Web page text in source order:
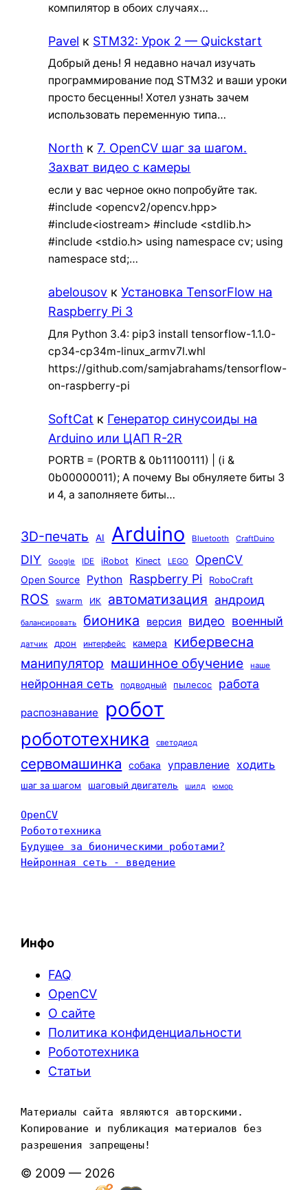
компилятор в обоих случаях…
Pavel к STM32: Урок 2 — Quickstart
Добрый день! Я недавно начал изучать
программирование под STM32 и ваши уроки
просто бесценны! Хотел узнать зачем
использовать переменную типа…
North к7. OpenCV шаг за шагом.
Захват видео с камеры
если у вас черное окно попробуйте так.
#include <opencv2/opencv.hpp>
#include<iostream> #include <stdlib.h>
#include <stdio.h> using namespace cv; using
namespace std;…
abelousov кУстановка TensorFlow на
Raspberry Pi 3
Для Python 3.4: pip3 install tensorflow-1.1.0-
cp34-cp34m-linux_armv7l.whl
https://github.com/samjabrahams/tensorflow-
on-raspberry-pi
SoftCat к Генератор синусоиды на
Arduino или ЦАП R-2R
PORTB = (PORTB & 0b11100111) | (i &
0b00000011); А почему Вы обнуляете биты 3
и 4, а заполняете биты…
3D-печать AI Arduino Bluetooth CraftDuino
DIY Google IDE iRobot Kinect LEGO OpenCV
Open Source Python Raspberry Pi RoboCraft
ROS swarm ИК автоматизация андроид
балансировать бионика версия видео военный
датчик дрон интерфейс камера кибервесна
манипулятор машинное обучение наше
нейронная сеть подводный пылесос работа
распознавание робот
робототехника светодиод
сервомашинка собака управление ходить
шаг за шагом шаговый двигатель шилд юмор
OpenCV
Робототехника
Будущее за бионическими роботами?
Нейронная сеть - введение
Инфо
FAQ
OpenCV
О сайте
Политика конфиденциальности
Робототехника
Статьи
Материалы сайта являются авторскими.
Копирование и публикация материалов без
разрешения запрещены!
© 2009 — 2026